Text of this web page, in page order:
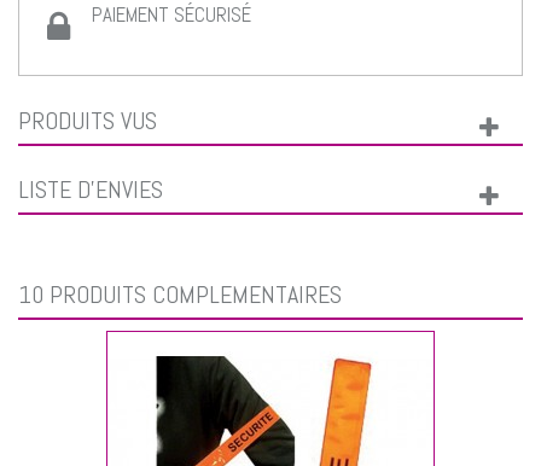
PAIEMENT SÉCURISÉ
PRODUITS VUS
LISTE D'ENVIES
10 PRODUITS COMPLÉMENTAIRES